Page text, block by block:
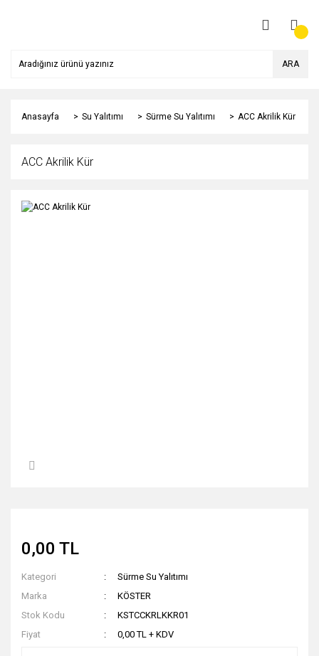
ARA
Anasayfa Su Yalıtımı Sürme Su Yalıtımı ACC Akrilik Kür
ACC Akrilik Kür
0,00 TL
Kategori
Sürme Su Yalıtımı
Marka
KÖSTER
Stok Kodu
KSTCCKRLKKR01
Fiyat
0,00 TL + KDV